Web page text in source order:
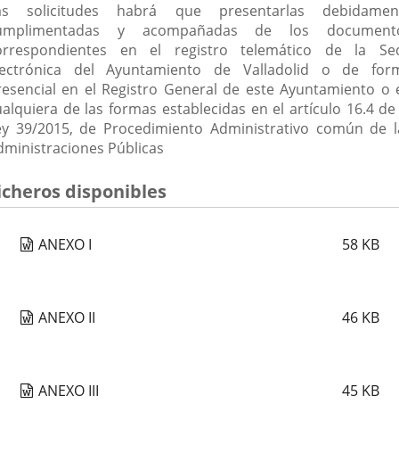
solicitudes habrá que presentarlas
y acompañadas de los
en el registro telemático de la
del Ayuntamiento de Valladolid o de
en el Registro General de este Ayuntamiento o
de las formas establecidas en el artículo 16.4
39/2015, de Procedimiento Administrativo común de
Públicas
disponibles
ANEXO I 58 KB
ANEXO II 46 KB
ANEXO III 45 KB